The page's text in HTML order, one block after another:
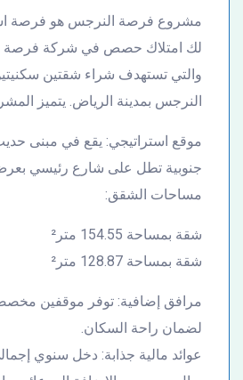
مشروع فرصة النرجس هو فرصة
لك امتلاك حصص في شركة فرصة
والتي تستهدف شراء شقتين
النرجس بمدينة الرياض. يتميز
موقع استراتيجي: يقع في مبنى
جنوبية تطل على شارع رئيسي بعرض 30
مساحات الشقق:
شقة بمساحة 154.55 متر²
شقة بمساحة 128.87 متر²
مرافق إضافية: توفر موقفين
لضمان راحة السكان.